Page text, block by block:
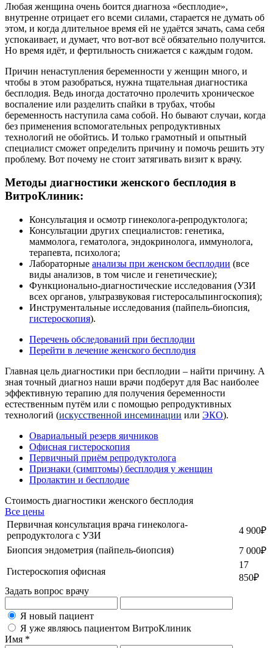
Любая женщина очень боится диагноза «бесплодие»,
внутренне отрицает его всеми силами, старается не думать об
этом, и когда длительное время ей не удаётся зачать, сама себя
успокаивает, и думает, что вот-вот всё обязательно получится.
Но время идёт, и фертильность снижается с каждым годом.
Причин ненаступления беременности у женщин много, и
чтобы в этом разобраться, нужна тщательная диагностика
бесплодия. Ведь иногда достаточно пролечить хроническое
воспаление или разделить спайки в трубах, чтобы
беременность наступила сама собой. Но бывают случаи, когда
без применения вспомогательных репродуктивных
технологий не обойтись. И только грамотный и опытный
специалист сможет определить причину и помочь решить эту
проблему. Вот почему не стоит затягивать визит к врачу.
Методы диагностики женского бесплодия в
ВитроКлиник:
Консультация и осмотр гинеколога-репродуктолога;
Консультации других специалистов: генетика,
маммолога, гематолога, эндокринолога, иммунолога,
терапевта, психолога;
Лабораторные анализы при женском бесплодии (все
виды анализов, в том числе и генетические);
Функционально-диагностические исследования (УЗИ
всех органов, ультразвуковая гистеросальпингоскопия);
Инструментальные исследования (пайпель-биопсия,
гистероскопия).
Перечень обследований при бесплодии
Перейти в лечение женского бесплодия
Главная цель диагностики при бесплодии – найти причину. А
зная точный диагноз наши врачи подберут для Вас наиболее
эффективную терапию для получения беременности
естественным путём или с помощью репродуктивных
технологий (искусственной инсеминации или ЭКО).
Овариальный резерв яичников
Офисная гистероскопия
Первичный приём репродуктолога
Признаки (симптомы) бесплодия у женщин
Пролактин и бесплодие
Стоимость диагностики женского бесплодия
Все цены
Первичная консультация врача гинеколога-
репродуктолога с УЗИ
4 900₽
Биопсия эндометрия (пайпель-биопсия)
7 000₽
Гистероскопия офисная
17
850₽
Задать вопрос врачу
Я новый пациент
Я уже являюсь пациентом ВитроКлиник
Имя *